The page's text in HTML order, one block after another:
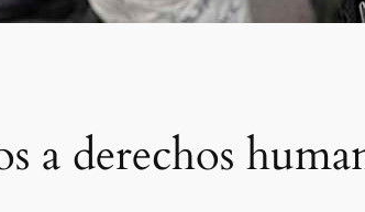
a derechos